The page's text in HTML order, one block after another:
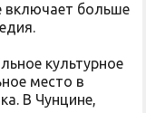
больше
культурное
место в
В Чунцине,